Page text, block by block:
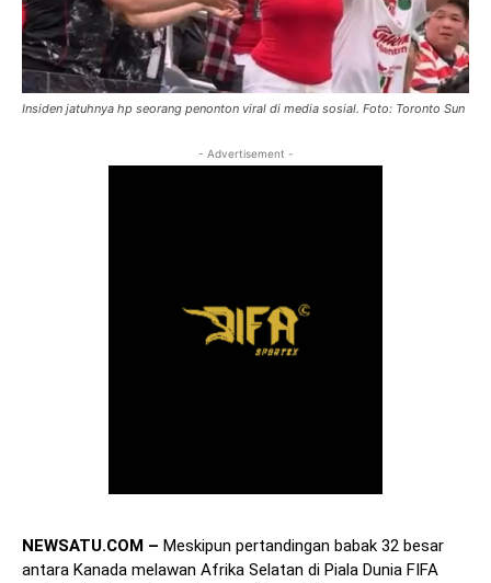
Insiden jatuhnya hp seorang penonton viral di media sosial. Foto: Toronto Sun
- Advertisement -
NEWSATU.COM – Meskipun pertandingan babak 32 besar
antara Kanada melawan Afrika Selatan di Piala Dunia FIFA